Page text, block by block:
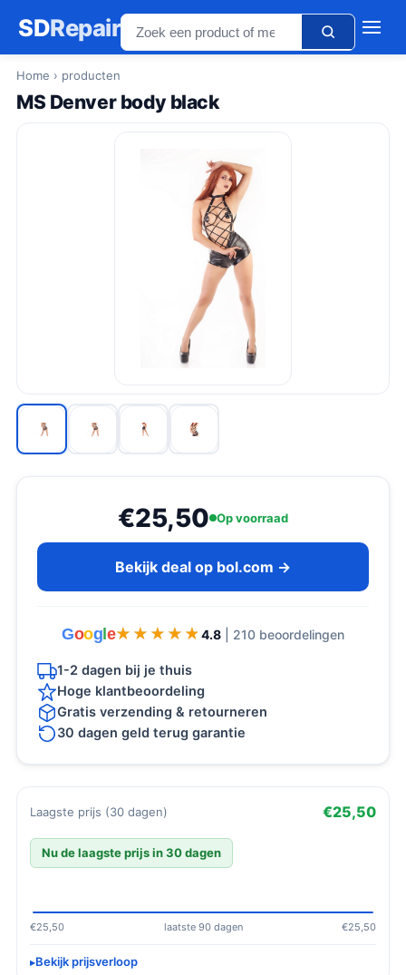
SDRepair
Home › producten
MS Denver body black
€25,50 Op voorraad
Bekijk deal op bol.com →
Goog e★★★★★
★★★★★ 4.8 | 210 beoordelingen
1-2 dagen bij je thuis
Hoge klantbeoordeling
Gratis verzending & retourneren
30 dagen geld terug garantie
Laagste prijs (30 dagen) €25,50
Nu de laagste prijs in 30 dagen
€25,50 laatste 90 dagen €25,50
Bekijk prijsverloop